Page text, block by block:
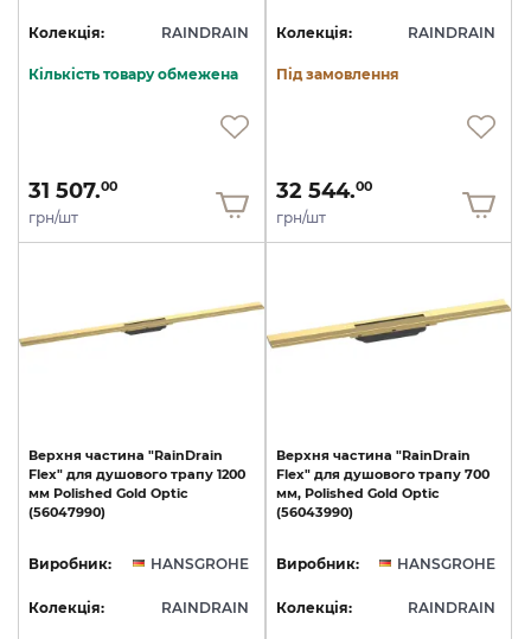
Колекція: RAINDRAIN
Кількість товару обмежена
31 507.00
грн/шт
Колекція: RAINDRAIN
Під замовлення
32 544.00
грн/шт
Верхня частина "RainDrain
Flex" для душового трапу 1200
мм Polished Gold Optic
(56047990)
Виробник: HANSGROHE
Колекція: RAINDRAIN
Верхня частина "RainDrain
Flex" для душового трапу 700
мм, Polished Gold Optic
(56043990)
Виробник: HANSGROHE
Колекція: RAINDRAIN